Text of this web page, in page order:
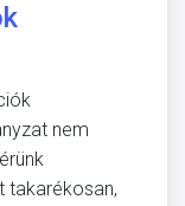
nem
takarékosan,